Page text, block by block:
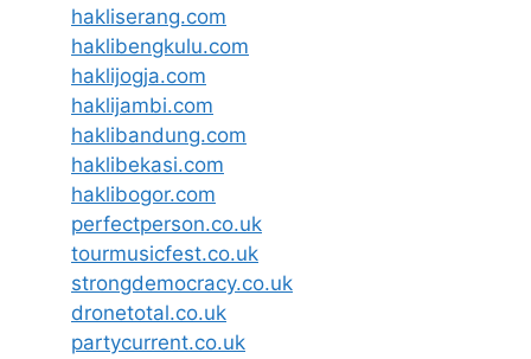
hakliserang.com
haklibengkulu.com
haklijogja.com
haklijambi.com
haklibandung.com
haklibekasi.com
haklibogor.com
perfectperson.co.uk
tourmusicfest.co.uk
strongdemocracy.co.uk
dronetotal.co.uk
partycurrent.co.uk